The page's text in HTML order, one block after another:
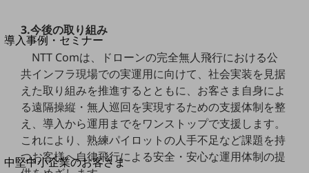
別ウィンドウで開きます
サービスをご利用中のお客さま
導入事例・セミナー
導入事例TOP
最新の導入事例や注目の導入事例をご紹介します
セミナー
開催・出展する各種セミナー、イベント情報をご紹介します
別ウィンドウで開きます
中堅中小企業のお客さま
3.今後の取り組み
NTT Comは、ドローンの完全無人飛行における公
共インフラ現場での実運用に向けて、社会実装を見据
えた取り組みを推進するとともに、お客さま自身によ
る遠隔操縦・無人巡回を実現するための支援体制を整
え、導入から運用までをワンストップで支援します。
これにより、熟練パイロットの人手不足など課題を持
つお客様へ自律飛行による安全・安心な運用体制の提